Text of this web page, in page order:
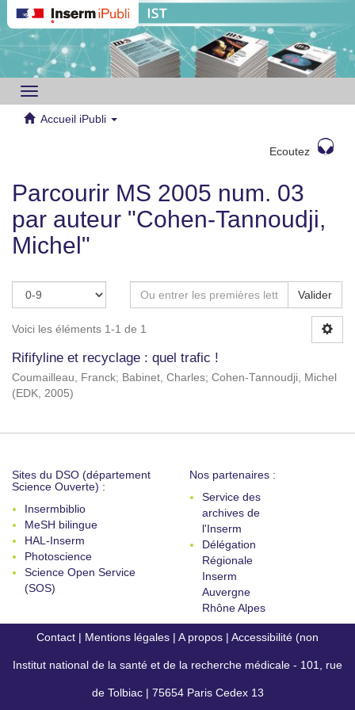
Toggle
navigation
Accueil iPubli
Ecoutez
Parcourir MS 2005 num. 03
par auteur "Cohen-Tannoudji,
Michel"
Valider
Voici les éléments 1-1 de 1
Rififyline et recyclage : quel trafic !
Coumailleau, Franck; Babinet, Charles; Cohen-Tannoudji, Michel
(EDK, 2005)
Sites du DSO (département
Science Ouverte) :
Insermbiblio
MeSH bilingue
HAL-Inserm
Photoscience
Science Open Service
(SOS)
Nos partenaires :
Service des
archives de
l'Inserm
Délégation
Régionale
Inserm
Auvergne
Rhône Alpes
Contact | Mentions légales | A propos | Accessibilité (non
conforme)
Institut national de la santé et de la recherche médicale - 101, rue
de Tolbiac | 75654 Paris Cedex 13